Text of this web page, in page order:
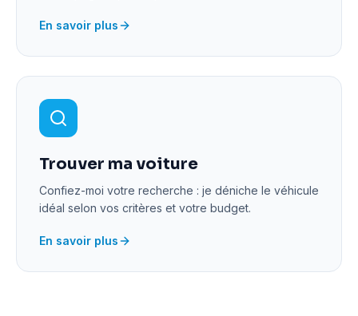
En savoir plus
Trouver ma voiture
Confiez-moi votre recherche : je déniche le véhicule
idéal selon vos critères et votre budget.
En savoir plus